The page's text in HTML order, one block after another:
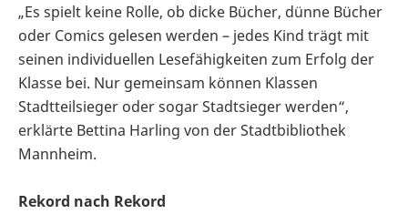
„Es spielt keine Rolle, ob dicke Bücher, dünne Bücher
oder Comics gelesen werden – jedes Kind trägt mit
seinen individuellen Lesefähigkeiten zum Erfolg der
Klasse bei. Nur gemeinsam können Klassen
Stadtteilsieger oder sogar Stadtsieger werden“,
erklärte Bettina Harling von der Stadtbibliothek
Mannheim.
Rekord nach Rekord